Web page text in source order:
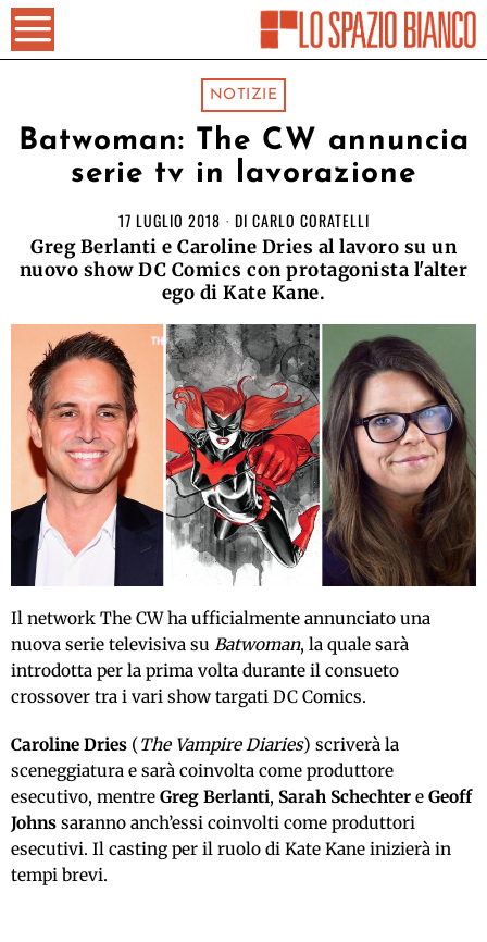
NOTIZIE
Batwoman: The CW annuncia
serie tv in lavorazione
17 LUGLIO 2018 DI CARLO CORATELLI
Greg Berlanti e Caroline Dries al lavoro su un
nuovo show DC Comics con protagonista l'alter
ego di Kate Kane.
Il network The CW ha ufficialmente annunciato una
nuova serie televisiva su Batwoman, la quale sarà
introdotta per la prima volta durante il consueto
crossover tra i vari show targati DC Comics.
Caroline Dries ( The Vampire Diaries) scriverà la
sceneggiatura e sarà coinvolta come produttore
esecutivo, mentre Greg Berlanti, Sarah Schechter e Geoff
Johns saranno anch’essi coinvolti come produttori
esecutivi. Il casting per il ruolo di Kate Kane inizierà in
tempi brevi.